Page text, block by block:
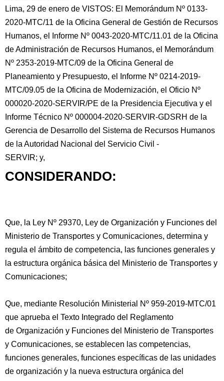
Lima, 29 de enero de VISTOS: El Memorándum Nº 0133-
2020-MTC/11 de la Oficina General de Gestión de Recursos
Humanos, el Informe Nº 0043-2020-MTC/11.01 de la Oficina
de Administración de Recursos Humanos, el Memorándum
Nº 2353-2019-MTC/09 de la Oficina General de
Planeamiento y Presupuesto, el Informe Nº 0214-2019-
MTC/09.05 de la Oficina de Modernización, el Oficio Nº
000020-2020-SERVIR/PE de la Presidencia Ejecutiva y el
Informe Técnico Nº 000004-2020-SERVIR-GDSRH de la
Gerencia de Desarrollo del Sistema de Recursos Humanos
de la Autoridad Nacional del Servicio Civil -
SERVIR; y,
CONSIDERANDO:
Que, la Ley Nº 29370, Ley de Organización y Funciones del
Ministerio de Transportes y Comunicaciones, determina y
regula el ámbito de competencia, las funciones generales y
la estructura orgánica básica del Ministerio de Transportes y
Comunicaciones;
Que, mediante Resolución Ministerial Nº 959-2019-MTC/01
que aprueba el Texto Integrado del Reglamento
de Organización y Funciones del Ministerio de Transportes
y Comunicaciones, se establecen las competencias,
funciones generales, funciones específicas de las unidades
de organización y la nueva estructura orgánica del